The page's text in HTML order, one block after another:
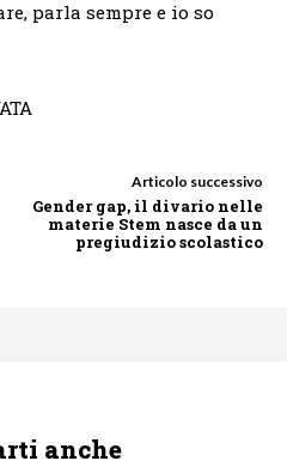
parla sempre e io so
Articolo successivo
Gender gap, il divario nelle
materie Stem nasce da un
pregiudizio scolastico
anche